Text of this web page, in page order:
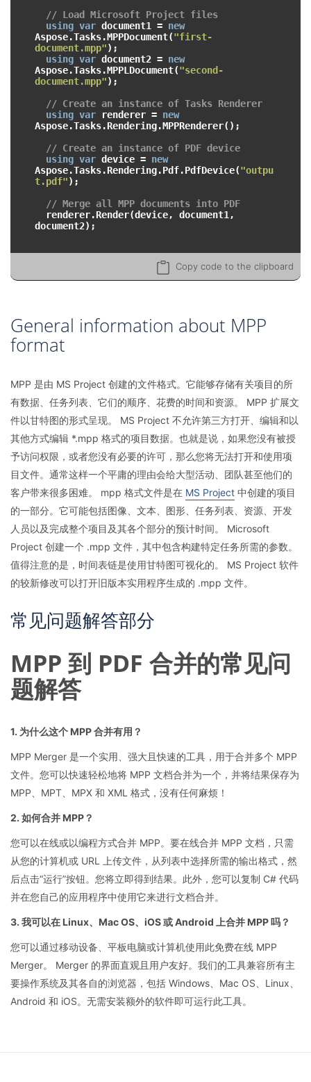
// Load Microsoft Project files
using var document1 = new
Aspose.Tasks.MPPDocument("first-
document.mpp");
using var document2 = new
Aspose.Tasks.MPPLDocument("second-
document.mpp");
// Create an instance of Tasks Renderer
using var renderer = new
Aspose.Tasks.Rendering.MPPRenderer();
// Create an instance of PDF device
using var device = new
Aspose.Tasks.Rendering.Pdf.PdfDevice("outpu
t.pdf");
// Merge all MPP documents into PDF
document2);
Copy code to the clipboard
General information about MPP
format
MPP 是由 MS Project 创建的文件格式。它能够存储有关项目的所
有数据、任务列表、它们的顺序、花费的时间和资源。 MPP 扩展文
件以甘特图的形式呈现。 MS Project 不允许第三方打开、编辑和以
其他方式编辑 *.mpp 格式的项目数据。也就是说，如果您没有被授
予访问权限，或者您没有必要的许可，那么您将无法打开和使用项
目文件。通常这样一个平庸的理由会给大型活动、团队甚至他们的
客户带来很多困难。 mpp 格式文件是在 MS Project 中创建的项目
的一部分。它可能包括图像、文本、图形、任务列表、资源、开发
人员以及完成整个项目及其各个部分的预计时间。 Microsoft
Project 创建一个 .mpp 文件，其中包含构建特定任务所需的参数。
值得注意的是，时间表链是使用甘特图可视化的。 MS Project 软件
的较新修改可以打开旧版本实用程序生成的 .mpp 文件。
常见问题解答部分
MPP 到 PDF 合并的常见问
题解答
1. 为什么这个 MPP 合并有用？
MPP Merger 是一个实用、强大且快速的工具，用于合并多个 MPP
文件。您可以快速轻松地将 MPP 文档合并为一个，并将结果保存为
MPP、MPT、MPX 和 XML 格式，没有任何麻烦！
2. 如何合并 MPP？
您可以在线或以编程方式合并 MPP。要在线合并 MPP 文档，只需
从您的计算机或 URL 上传文件，从列表中选择所需的输出格式，然
后点击“运行”按钮。您将立即得到结果。此外，您可以复制 C# 代码
并在您自己的应用程序中使用它来进行文档合并。
3. 我可以在 Linux、Mac OS、iOS 或 Android 上合并 MPP 吗？
您可以通过移动设备、平板电脑或计算机使用此免费在线 MPP
Merger。 Merger 的界面直观且用户友好。我们的工具兼容所有主
要操作系统及其各自的浏览器，包括 Windows、Mac OS、Linux、
Android 和 iOS。无需安装额外的软件即可运行此工具。